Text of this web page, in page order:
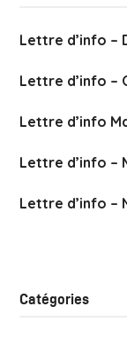
Lettre d’info –
Lettre d’info –
Lettre d’info
Lettre d’info –
Lettre d’info –
Catégories